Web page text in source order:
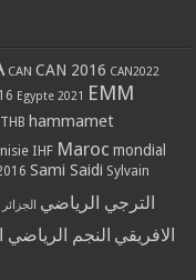
CAN CAN 2016 CAN2022
Egypte 2021 EMM
hammamet
IHF Maroc mondial
Sami Saidi Sylvain
الترجي الرياضي الجزائر
الافريقي النجم الرياضي